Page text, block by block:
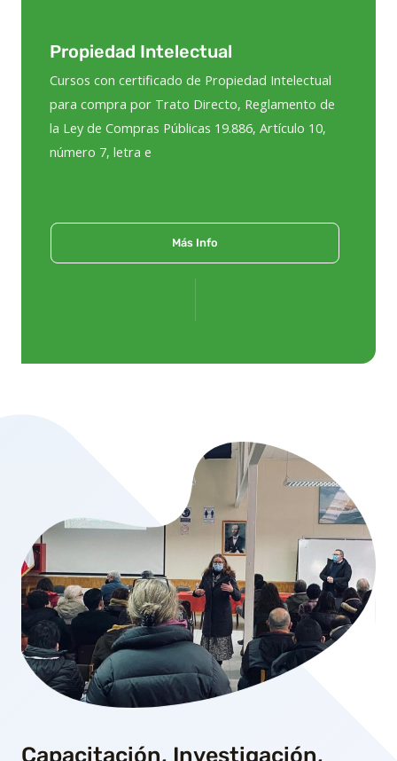
Propiedad Intelectual
Cursos con certificado de Propiedad Intelectual
para compra por Trato Directo, Reglamento de
la Ley de Compras Públicas 19.886, Artículo 10,
número 7, letra e
Más Info
Capacitación, Investigación,